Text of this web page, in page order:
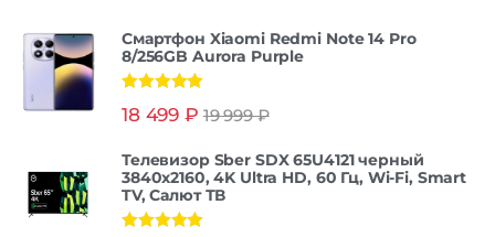
Смартфон Xiaomi Redmi Note 14 Pro
8/256GB Aurora Purple
из 5
18 499 ₽ 19 999₽
Телевизор Sber SDX 65U4121 черный
3840x2160, 4K Ultra HD, 60 Гц, Wi-Fi, Smart
TV, Салют ТВ